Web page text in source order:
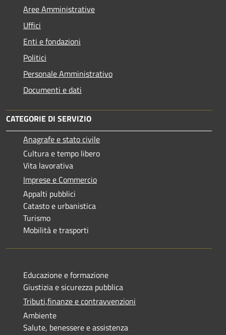
Aree Amministrative
Uffici
Enti e fondazioni
Politici
Personale Amministrativo
Documenti e dati
CATEGORIE DI SERVIZIO
Anagrafe e stato civile
Cultura e tempo libero
Vita lavorativa
Imprese e Commercio
Appalti pubblici
Catasto e urbanistica
Turismo
Mobilità e trasporti
Educazione e formazione
Giustizia e sicurezza pubblica
Tributi,finanze e contravvenzioni
Ambiente
Salute, benessere e assistenza